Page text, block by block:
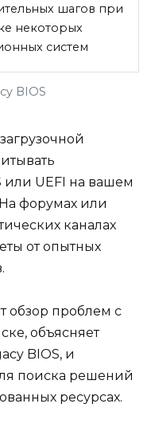
BIOS
шагов при
некоторых
систем
или UEFI на вашем
форумах или
каналах
от опытных
обзор проблем с
объясняет
BIOS, и
поиска решений
ресурсах.